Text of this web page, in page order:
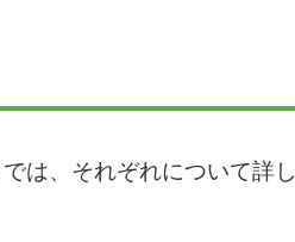
は、それぞれについて詳し